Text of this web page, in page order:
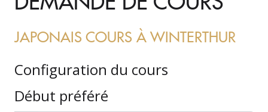
JAPONAIS COURS À WINTERTHUR
Configuration du cours
Début préféré